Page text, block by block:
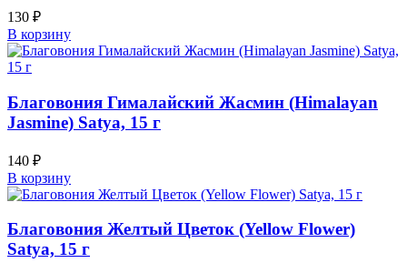
130 ₽
В корзину
Благовония Гималайский Жасмин (Himalayan
Jasmine) Satya, 15 г
140 ₽
В корзину
Благовония Желтый Цветок (Yellow Flower)
Satya, 15 г